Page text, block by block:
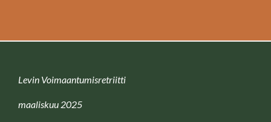
Levin Voimaantumisretriitti
maaliskuu 2025